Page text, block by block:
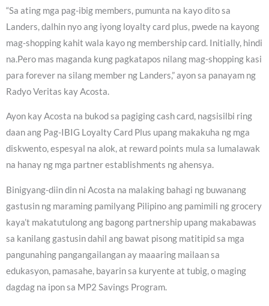
“Sa ating mga pag-ibig members, pumunta na kayo dito sa
Landers, dalhin nyo ang iyong loyalty card plus, pwede na kayong
mag-shopping kahit wala kayo ng membership card. Initially, hindi
na.Pero mas maganda kung pagkatapos nilang mag-shopping kasi
para forever na silang member ng Landers,” ayon sa panayam ng
Radyo Veritas kay Acosta.
Ayon kay Acosta na bukod sa pagiging cash card, nagsisilbi ring
daan ang Pag-IBIG Loyalty Card Plus upang makakuha ng mga
diskwento, espesyal na alok, at reward points mula sa lumalawak
na hanay ng mga partner establishments ng ahensya.
Binigyang-diin din ni Acosta na malaking bahagi ng buwanang
gastusin ng maraming pamilyang Pilipino ang pamimili ng grocery
kaya’t makatutulong ang bagong partnership upang makabawas
sa kanilang gastusin dahil ang bawat pisong matitipid sa mga
pangunahing pangangailangan ay maaaring mailaan sa
edukasyon, pamasahe, bayarin sa kuryente at tubig, o maging
dagdag na ipon sa MP2 Savings Program.